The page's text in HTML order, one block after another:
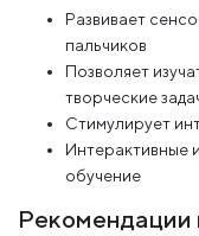
Развивает
пальчиков
Позволяет
творческие
Стимулирует
Интерактивные
обучение
Рекомендации